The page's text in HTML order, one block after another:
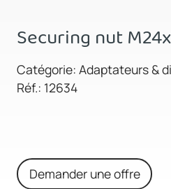
Securing nut
Catégorie: Adaptateurs &
Réf.: 12634
Demander une offre